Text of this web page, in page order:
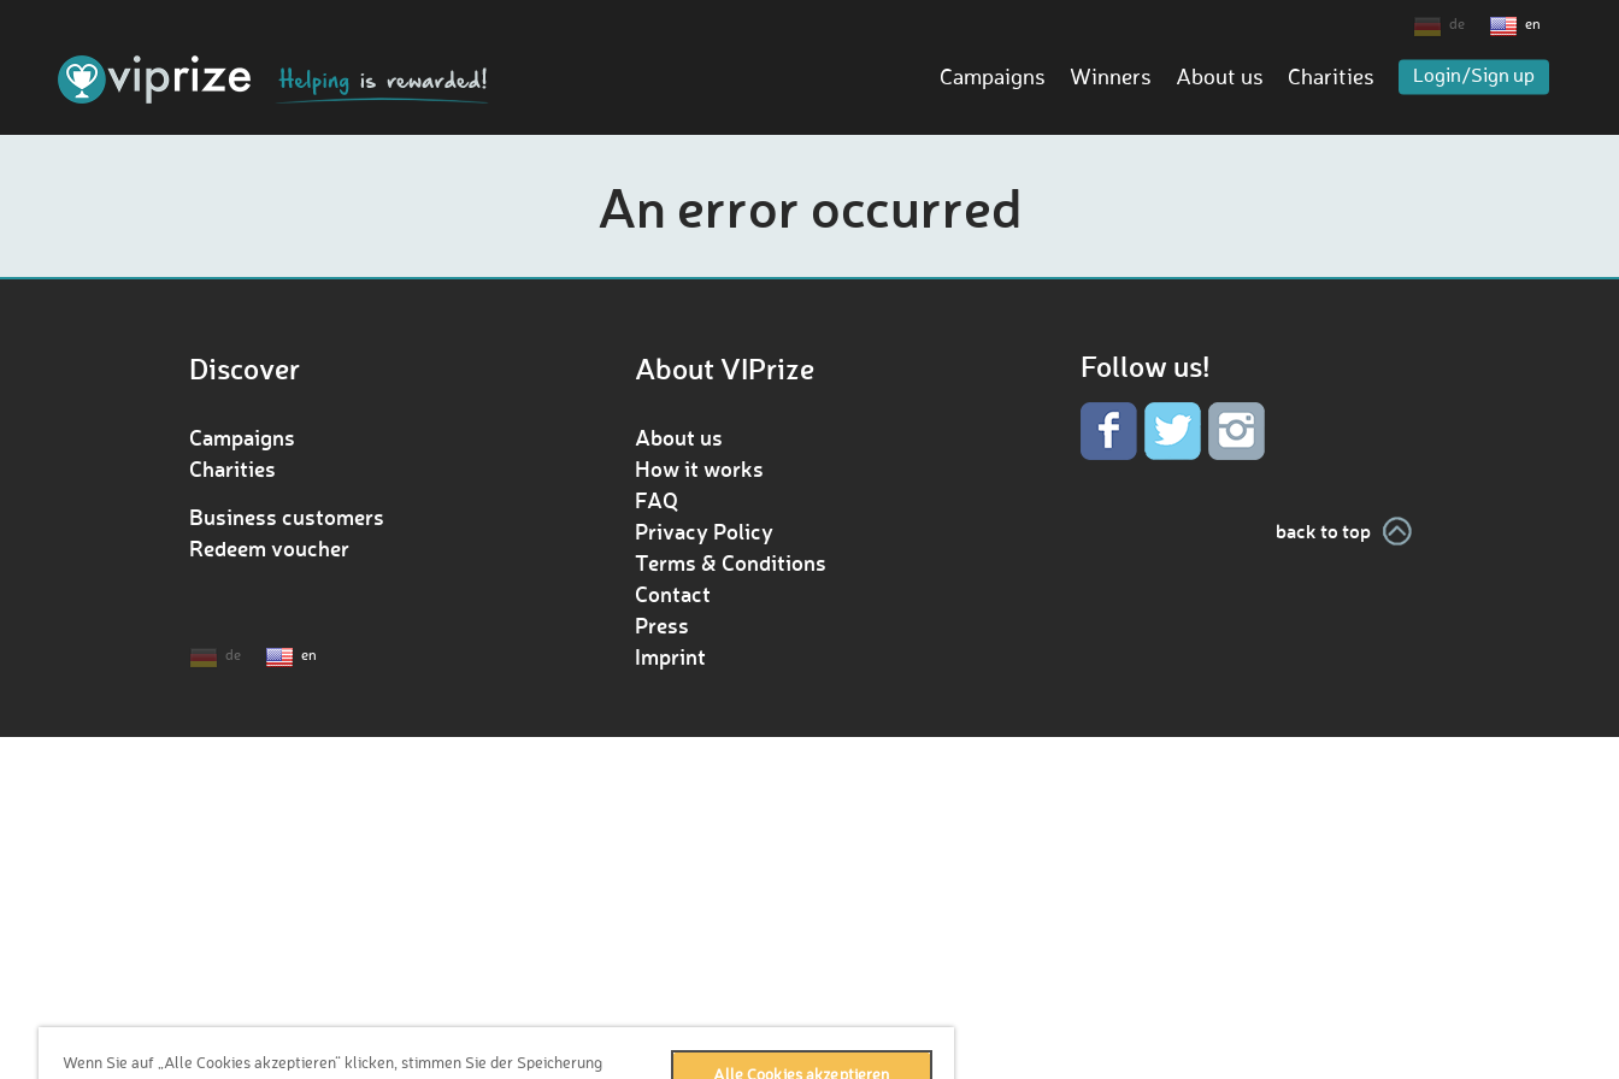
de en
Campaigns Winners About us Charities Login/Sign up
An error occurred
Discover
Campaigns
Charities
Business customers
Redeem voucher
de en
About VIPrize
About us
How it works
FAQ
Privacy Policy
Terms & Conditions
Contact
Press
Imprint
Follow us!
back to top
Wenn Sie auf „Alle Cookies akzeptieren“ klicken, stimmen Sie der Speicherung